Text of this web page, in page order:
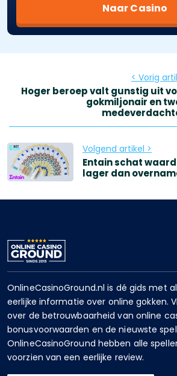
Naar Casino
< Vorig
Hoger beroep valt gunstig uit
gokmiljonair en
Volgend artikel >
Entain schat
lager dan
OnlineCasinoGround.nl is dé gids met
eerlijke informatie over online gokken.
over de betrouwbaarheid van online
bonusvoorwaarden en de nieuwste
OnlineCasinoGround hebben alle
voorzien van een eerlijke review.